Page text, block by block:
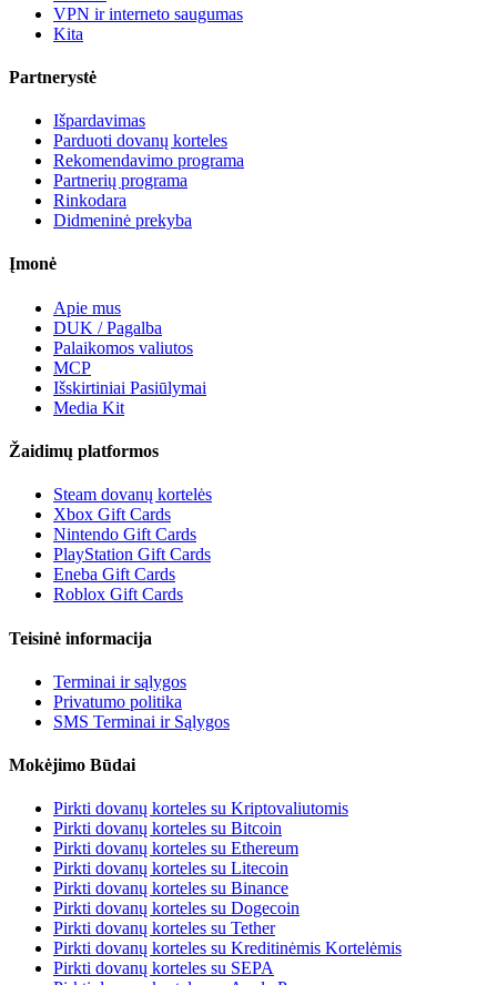
VPN ir interneto saugumas
Kita
Partnerystė
Išpardavimas
Parduoti dovanų korteles
Rekomendavimo programa
Partnerių programa
Rinkodara
Didmeninė prekyba
Įmonė
Apie mus
DUK / Pagalba
Palaikomos valiutos
MCP
Išskirtiniai Pasiūlymai
Media Kit
Žaidimų platformos
Steam dovanų kortelės
Xbox Gift Cards
Nintendo Gift Cards
PlayStation Gift Cards
Eneba Gift Cards
Roblox Gift Cards
Teisinė informacija
Terminai ir sąlygos
Privatumo politika
SMS Terminai ir Sąlygos
Mokėjimo Būdai
Pirkti dovanų korteles su Kriptovaliutomis
Pirkti dovanų korteles su Bitcoin
Pirkti dovanų korteles su Ethereum
Pirkti dovanų korteles su Litecoin
Pirkti dovanų korteles su Binance
Pirkti dovanų korteles su Dogecoin
Pirkti dovanų korteles su Tether
Pirkti dovanų korteles su Kreditinėmis Kortelėmis
Pirkti dovanų korteles su SEPA